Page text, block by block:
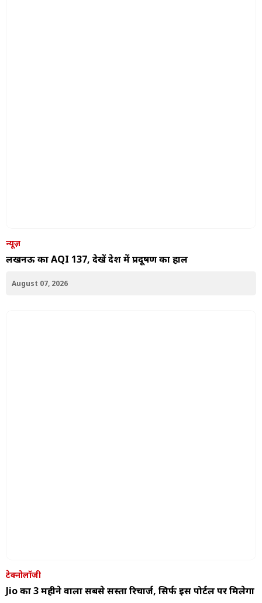
न्यूज़
लखनऊ का AQI 137, देखें देश में प्रदूषण का हाल
August 07, 2026
टेक्नोलॉजी
Jio का 3 महीने वाला सबसे सस्ता रिचार्ज, सिर्फ इस पोर्टल पर मिलेगा